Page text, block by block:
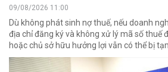
09/08/2026 11:00
Dù không phát sinh nợ thuế, nếu doanh
địa chỉ đăng ký và không xử lý mã số thuế
hoặc chủ sở hữu hưởng lợi vẫn có thể bị